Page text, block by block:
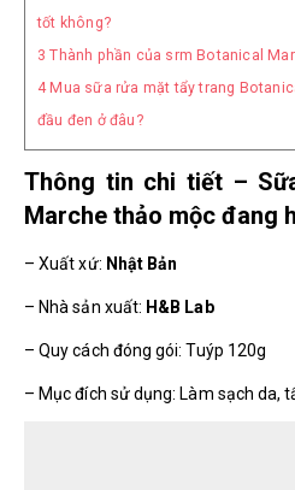
tốt không?
3 Thành phần của srm Botanical
4Mua sữa rửa mặt tẩy trang
đầu đen ở đâu?
Thông tin chi tiết –
Marche thảo mộc đang
– Xuất xứ: Nhật Bản
– Nhà sản xuất: H&B Lab
– Quy cách đóng gói: Tuýp 120g
– Mục đích sử dụng: Làm sạch da,